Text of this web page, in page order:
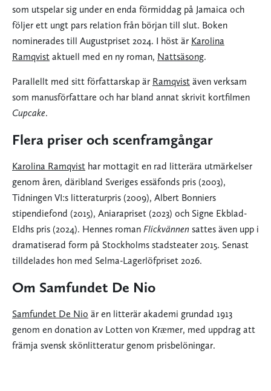
som utspelar sig under en enda förmiddag på Jamaica och
följer ett ungt pars relation från början till slut. Boken
nominerades till Augustpriset 2024. I höst är Karolina
Ramqvist aktuell med en ny roman, Nattsäsong.
Parallellt med sitt författarskap är Ramqvist även verksam
som manusförfattare och har bland annat skrivit kortfilmen
Cupcake.
Flera priser och scenframgångar
Karolina Ramqvist har mottagit en rad litterära utmärkelser
genom åren, däribland Sveriges essäfonds pris (2003),
Tidningen VI:s litteraturpris (2009), Albert Bonniers
stipendiefond (2015), Aniarapriset (2023) och Signe Ekblad-
Eldhs pris (2024). Hennes roman Flickvännen sattes även upp i
dramatiserad form på Stockholms stadsteater 2015. Senast
tilldelades hon med Selma-Lagerlöfpriset 2026.
Om Samfundet De Nio
Samfundet De Nio är en litterär akademi grundad 1913
genom en donation av Lotten von Kræmer, med uppdrag att
främja svensk skönlitteratur genom prisbelöningar.